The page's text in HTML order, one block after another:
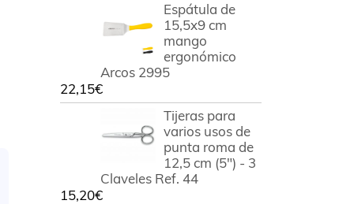
Espátula de
15,5x9 cm
mango
ergonómico
Arcos 2995
22,15€
Tijeras para
varios usos de
punta roma de
12,5 cm (5") - 3
Claveles Ref. 44
15,20€